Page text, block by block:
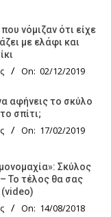
νόμιζαν ότι είχε
με ελάφι και
On: 02/12/2019
αφήνεις το σκύλο
σπίτι;
On: 17/02/2019
Σκύλος
Το τέλος θα σας
(video)
On: 14/08/2018